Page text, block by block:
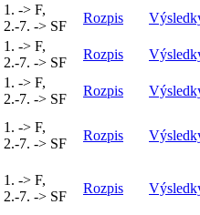
1. -> F,
2.-7. -> SF
Rozpis
1. -> F,
2.-7. -> SF
Rozpis
1. -> F,
2.-7. -> SF
Rozpis
1. -> F,
2.-7. -> SF
Rozpis
1. -> F,
2.-7. -> SF
Rozpis